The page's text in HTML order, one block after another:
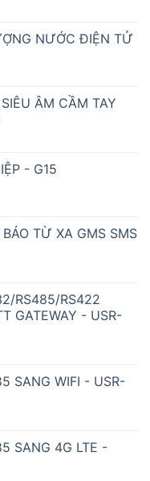
NƯỚC ĐIỆN TỬ
ÂM CẦM TAY
- G15
TỪ XA GMS SMS
RS485/RS422
GATEWAY - USR-
SANG WIFI - USR-
SANG 4G LTE -